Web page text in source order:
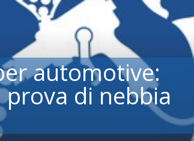
automotive:
di nebbia